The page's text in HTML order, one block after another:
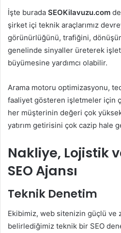
İşte burada SEOKilavuzu.com
şirket içi teknik araçlarımız
görünürlüğünü, trafiğini,
genelinde sinyaller üreterek
büyümesine yardımcı olabilir.
Arama motoru optimizasyonu,
faaliyet gösteren işletmeler için
her müşterinin değeri çok
yatırım getirisini çok cazip hale
Nakliye, Lojistik
SEO Ajansı
Teknik Denetim
Ekibimiz, web sitenizin güçlü ve
belirlediğimiz teknik bir SEO